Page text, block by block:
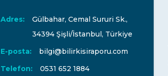
Adres:
Gülbahar, Cemal Sururi Sk.,
34394 Şişli/İstanbul, Türkiye
E-posta:
bilgi@bilirkisiraporu.com
Telefon:
0531 652 1884